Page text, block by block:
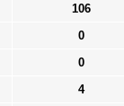
106
0
0
4